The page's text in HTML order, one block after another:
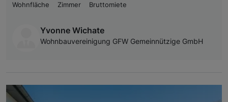
Wohnfläche
Zimmer Bruttomiete
Yvonne Wichate
Wohnbauvereinigung GFW Gemeinnützige GmbH